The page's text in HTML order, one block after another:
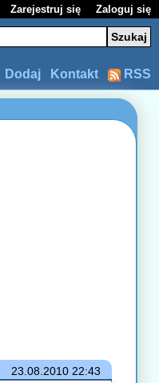
Zarejestruj się Zaloguj się
RSS
Kontakt
Dodaj
23.08.201022:43